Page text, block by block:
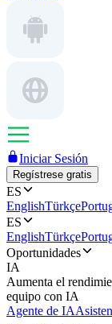
Iniciar Sesión
Regístrese gratis
ES
EnglishTürkçe
ES
EnglishTürkçe
Oportunidades
IA
Aumenta el
equipo con IA
Agente de IA